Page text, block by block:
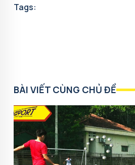
Tags:
BÀI VIẾT CÙNG CHỦ ĐỀ